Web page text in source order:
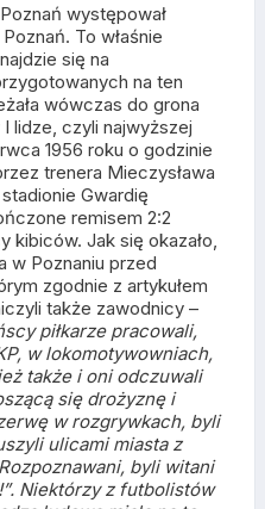
występował
To właśnie
się na
na ten
wówczas do grona
lidze, czyli najwyższej
1956 roku o godzinie
trenera Mieczysława
Gwardię
remisem 2:2
kibiców. Jak się okazało,
w Poznaniu przed
zgodnie z artykułem
także zawodnicy –
piłkarze pracowali,
w lokomotywowniach,
także i oni odczuwali
się drożyznę i
w rozgrywkach, byli
ulicami miasta z
byli witani
Niektórzy z futbolistów